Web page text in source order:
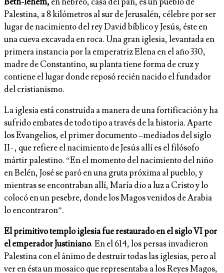
Palestina, a 8 kilómetros al sur de Jerusalén, célebre por ser
lugar de nacimiento del rey David bíblico y Jesús, éste en
una cueva excavada en roca. Una gran iglesia, levantada en
primera instancia por la emperatriz Elena en el año 330,
madre de Constantino, su planta tiene forma de cruz y
contiene el lugar donde reposó recién nacido el fundador
del cristianismo.
La iglesia está construida a manera de una fortificación y ha
sufrido embates de todo tipo a través de la historia. Aparte
los Evangelios, el primer documento –mediados del siglo
II- , que refiere el nacimiento de Jesús allí es el filósofo
mártir palestino. “En el momento del nacimiento del niño
en Belén, José se paró en una gruta próxima al pueblo, y
mientras se encontraban allí, María dio a luz a Cristo y lo
colocó en un pesebre, donde los Magos venidos de Arabia
lo encontraron”.
El primitivo templo iglesia fue restaurado en el siglo VI por
el emperador Justiniano. En el 614, los persas invadieron
Palestina con el ánimo de destruir todas las iglesias, pero al
ver en ésta un mosaico que representaba a los Reyes Magos,